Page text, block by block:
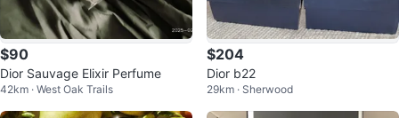
$90
Dior Sauvage Elixir Perfume
42km · West Oak Trails
$204
Dior b22
29km · Sherwood